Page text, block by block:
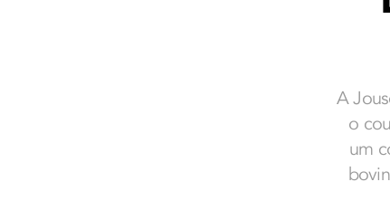
A
o
um